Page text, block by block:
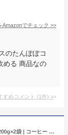
Amazonでチェック >>
のたんぽぽコ
める 商品なの
すめコメント (1件) >
【お得用 2袋セット】カフェインレスコーヒー 200g×2袋 | コーヒー ギフト カフェインレス 有機 ドリップ 粉 中挽 珈琲 デカフェ ノンカフェイン カフェインレスコーヒー ドリップコーヒー 水出し おすすめ 妊婦 安心 授乳中